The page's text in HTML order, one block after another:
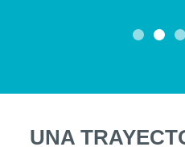
UNA